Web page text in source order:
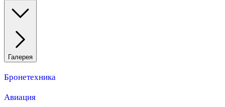
Галерея
Бронетехника
Авиация